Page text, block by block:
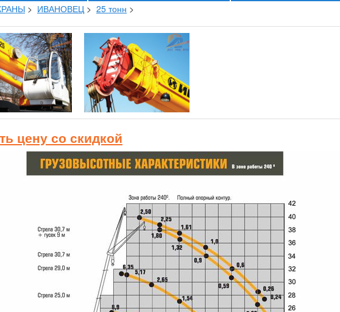
> ИВАНОВЕЦ > 25 тонн >
цену со скидкой